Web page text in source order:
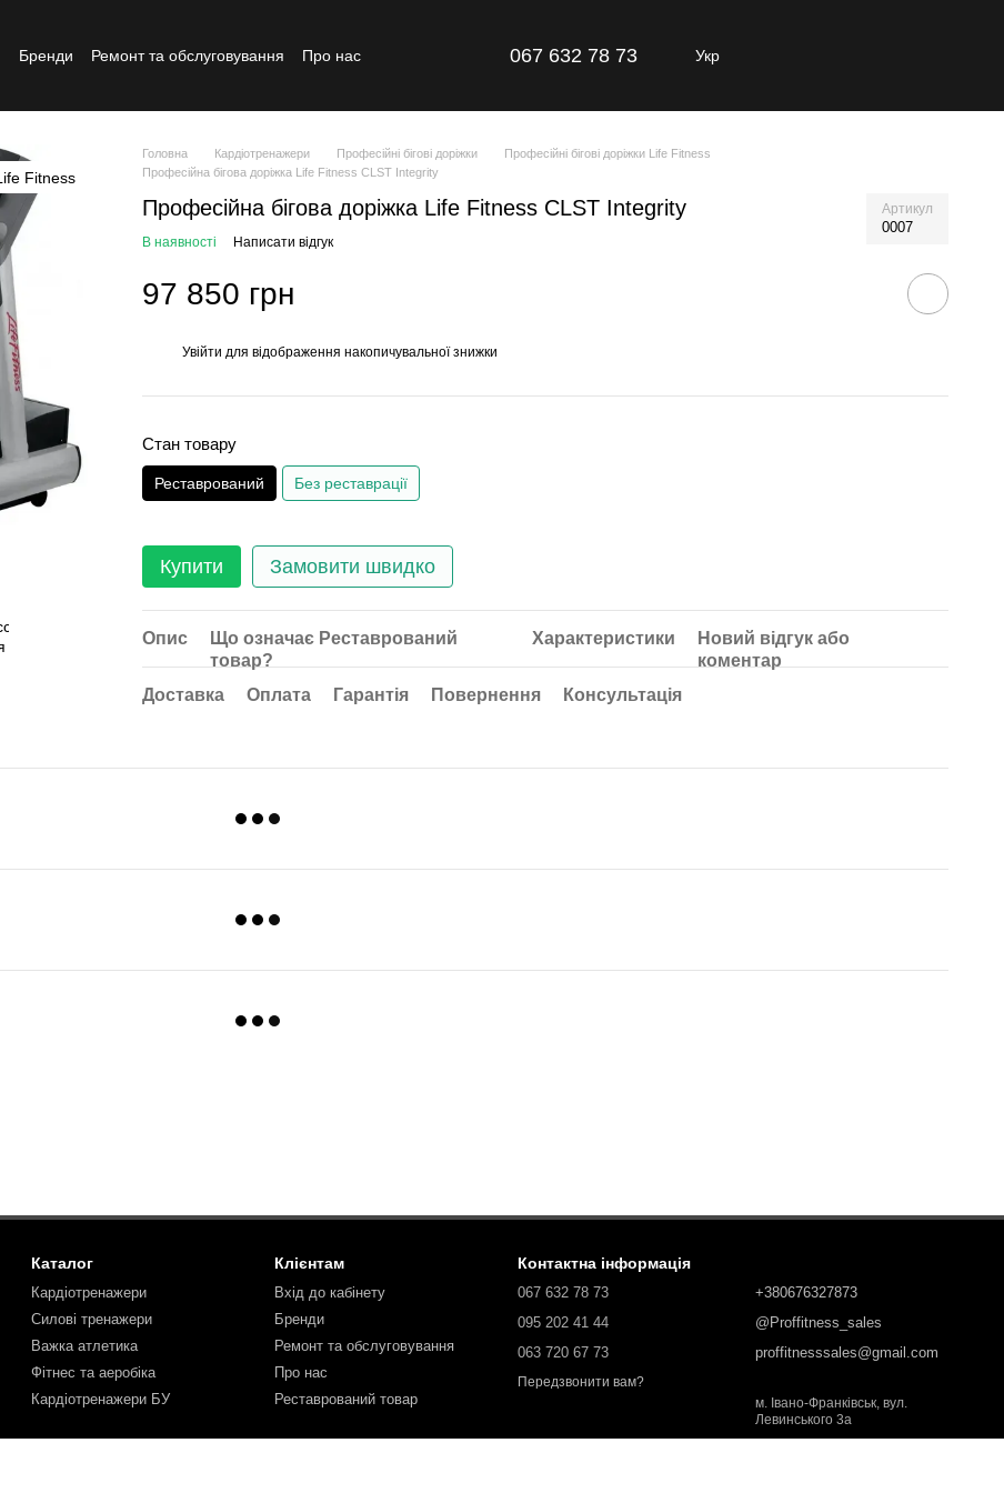
Бренди Ремонт та обслуговування
Про нас
067 632 78 73 Укр
Головна Кардіотренажери Професійні бігові доріжки
Професійні бігові доріжки Life Fitness
Професійна бігова доріжка Life Fitness CLST Integrity
Професійна бігова доріжка Life Fitness CLST Integrity Артикул
0007
В наявності Написати відгук
97 850 грн
Увійти для відображення накопичувальної знижки
Стан товару
Реставрований Без реставрації
Купити Замовити швидко
Опис
Що означає Реставрований
товар?
Характеристики
Новий відгук або
коментар
Доставка
Оплата Гарантія Повернення Консультація
Каталог
Кардіотренажери
Силові тренажери
Важка атлетика
Фітнес та аеробіка
Кардіотренажери БУ
Клієнтам
Вхід до кабінету
Бренди
Ремонт та обслуговування
Про нас
Реставрований товар
Контактна інформація
067 632 78 73
095 202 41 44
063 720 67 73
Передзвонити вам?
+380676327873
@Proffitness_sales
proffitnesssales@gmail.com
м. Івано-Франківськ, вул.
Левинського 3а